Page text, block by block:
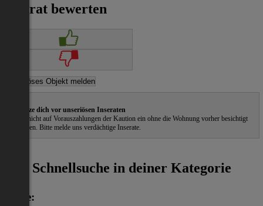
Inserat bewerten
Schütze dich vor unseriösen Inseraten
Gehe nicht auf Vorauszahlungen der Kaution ein ohne die Wohnung vorher besichtigt
zu haben. Bitte melde uns verdächtige Inserate.
Schnellsuche in deiner Kategorie
Miete: